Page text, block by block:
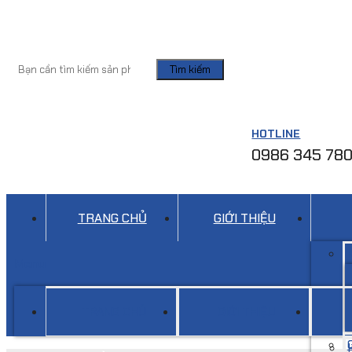
Tìm kiếm
HOTLINE
0986 345 780
TRANG CHỦ GIỚI THIỆU